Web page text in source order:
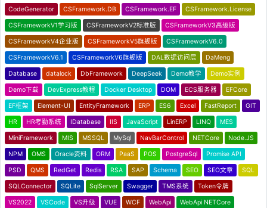
CodeGenerator CSFramework.DB CSFramework.EF CSFramework.License
CSFrameworkV1学习版 CSFrameworkV2标准版 CSFrameworkV3高级版
CSFrameworkV4企业版 CSFrameworkV5旗舰版 CSFrameworkV6.0
CSFrameworkV6.1 CSFrameworkV6旗舰版 DAL数据访问层 DaMeng
Database datalock DbFramework DeepSeek Demo教学 Demo实例
Demo下载 DevExpress教程 Docker Desktop DOM ECS服务器 EFCore
EF框架 Element-UI EntityFramework ERP ES6 Excel FastReport GIT
HR HR考勤系统 IDatabase IIS JavaScript LinERP LINQ MES
MiniFramework MIS MSSQL MySql NavBarControl NETCore Node.JS
NPM OMS Oracle资料 ORM PaaS POS PostgreSql Promise API
PSD QMS RedGet Redis RSA SAP Schema SEO SEO文章 SQL
SQLConnector SQLite SqlServer Swagger TMS系统 Token令牌
VS2022 VSCode VS升级 VUE WCF WebApi WebApi NETCore